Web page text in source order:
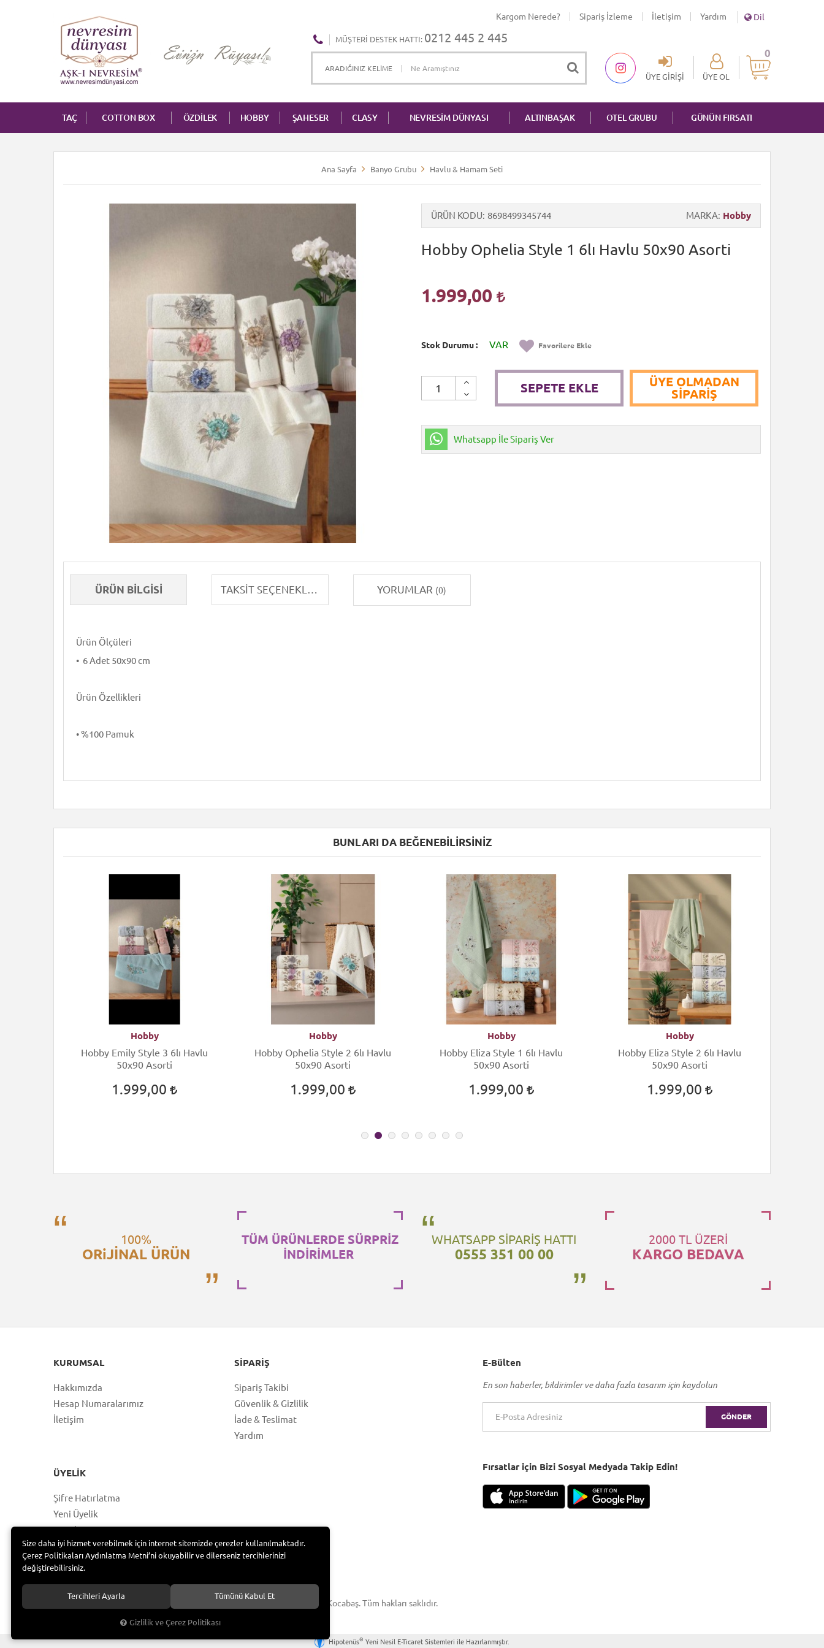
Kargom Nerede? Sipariş İzleme İletişim Yardım Dil
0
ÜYE GIRIŞI ÜYE OL
MÜŞTERI DESTEK HATTI: 0212 445 2 445
TAÇ COTTON BOX ÖZDİLEK HOBBY ŞAHESER CLASY NEVRESİM DÜNYASI ALTINBAŞAK OTEL GRUBU GÜNÜN FIRSATI
Ana Sayfa Banyo Grubu Havlu & Hamam Seti
ÜRÜN KODU 8698499345744 MARKA Hobby
Hobby Ophelia Style 1 6lı Havlu 50x90 Asorti
1.999,00
Stok Durumu VAR Favorilere Ekle
SEPETE EKLE
ÜYE OLMADAN
SIPARIŞ
Whatsapp İle Sipariş Ver
ÜRÜN BILGISI TAKSIT SEÇENEKLERI YORUMLAR (0)
Ürün Ölçüleri
• 6 Adet 50x90 cm
Ürün Özellikleri
• %100 Pamuk
BUNLARI DA BEĞENEBILIRSINIZ
Hobby
Hobby Emily Style 3 6lı Havlu
50x90 Asorti
1.999,00
Hobby
Hobby Ophelia Style 2 6lı Havlu
50x90 Asorti
1.999,00
Hobby
Hobby Eliza Style 1 6lı Havlu
50x90 Asorti
1.999,00
Hobby
Hobby Eliza Style 2 6lı Havlu
50x90 Asorti
1.999,00
100%
ORiJİNAL ÜRÜN
TÜM ÜRÜNLERDE SÜRPRİZ
İNDİRİMLER
WHATSAPP SİPARİŞ HATTI
0555 351 00 00
2000 TL ÜZERİ
KARGO BEDAVA
KURUMSAL
Hakkımızda
Hesap Numaralarımız
İletişim
SIPARIŞ
Sipariş Takibi
Güvenlik & Gizlilik
İade & Teslimat
Yardım
ÜYELIK
Şifre Hatırlatma
Yeni Üyelik
Hesabım
Üye Girişi
E-Bülten
En son haberler, bildirimler ve daha fazla tasarım için kaydolun
GÖNDER
Fırsatlar için Bizi Sosyal Medyada Takip Edin!
Bayramoğlu Group / Adem Tufan Kocabaş. Tüm hakları saklıdır.
Hipotenüs® Yeni Nesil E-Ticaret Sistemleri ile Hazırlanmıştır.
Size daha iyi hizmet verebilmek için internet sitemizde çerezler kullanılmaktadır.
Çerez Politikaları Aydınlatma Metni’ni okuyabilir ve dilerseniz tercihlerinizi
değiştirebilirsiniz.
Tercihleri Ayarla Tümünü Kabul Et
Gizlilik ve Çerez Politikası